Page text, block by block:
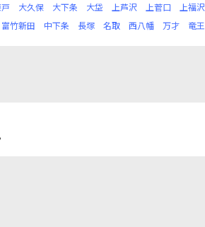
大久保 大下条 大垈 上芦沢 上菅口 上福沢
富竹新田 中下条 長塚 名取 西八幡 万才 竜王